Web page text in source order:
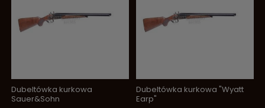
Dubeltówka kurkowa
Sauer&Sohn
Dubeltówka kurkowa "Wyatt
Earp"